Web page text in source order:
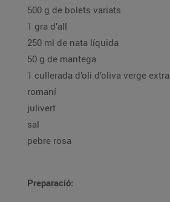
500 g de bolets variats
1 gra d’all
250 ml de nata líquida
50 g de mantega
1 cullerada d’oli d’oliva verge extra
romaní
julivert
sal
pebre rosa
Preparació: